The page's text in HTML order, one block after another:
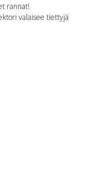
rannat!
valaisee tiettyjä